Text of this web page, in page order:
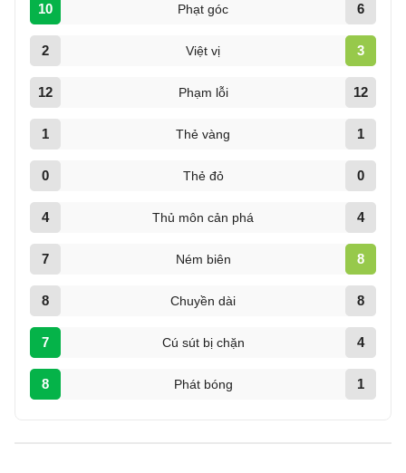
10 Phạt góc 6
2 Việt vị 3
12 Phạm lỗi 12
1 Thẻ vàng 1
0 Thẻ đỏ 0
4 Thủ môn cản phá 4
7 Ném biên 8
8 Chuyền dài 8
7 Cú sút bị chặn 4
8 Phát bóng 1